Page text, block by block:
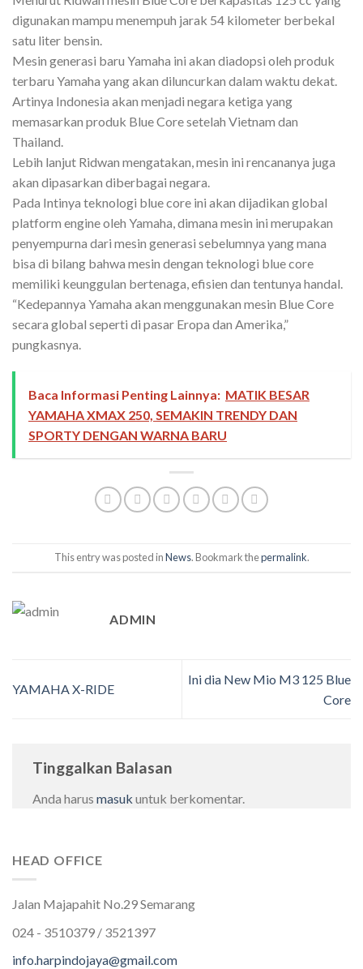
digunakan mampu menempuh jarak 54 kilometer berbekal
satu liter bensin.
Mesin generasi baru Yamaha ini akan diadopsi oleh produk
terbaru Yamaha yang akan diluncurkan dalam waktu dekat.
Artinya Indonesia akan menjadi negara ketiga yang
memasarkan produk Blue Core setelah Vietnam dan
Thailand.
Lebih lanjut Ridwan mengatakan, mesin ini rencananya juga
akan dipasarkan diberbagai negara.
Pada Intinya teknologi blue core ini akan dijadikan global
platform engine oleh Yamaha, dimana mesin ini merupakan
penyempurna dari mesin generasi sebelumnya yang mana
bisa di bilang bahwa mesin dengan teknologi blue core
memiliki keunggulan bertenaga, efisien dan tentunya handal.
“Kedepannya Yamaha akan menggunakan mesin Blue Core
secara global seperti di pasar Eropa dan Amerika,”
pungkasnya.
Baca Informasi Penting Lainnya: MATIK BESAR
YAMAHA XMAX 250, SEMAKIN TRENDY DAN
SPORTY DENGAN WARNA BARU
This entry was posted inNews. Bookmark thepermalink.
ADMIN
YAMAHA X-RIDE
Ini dia New Mio M3 125 Blue
Core
Tinggalkan Balasan
Anda harus masuk untuk berkomentar.
HEAD OFFICE
Jalan Majapahit No.29 Semarang
024 - 3510379 / 3521397
info.harpindojaya@gmail.com